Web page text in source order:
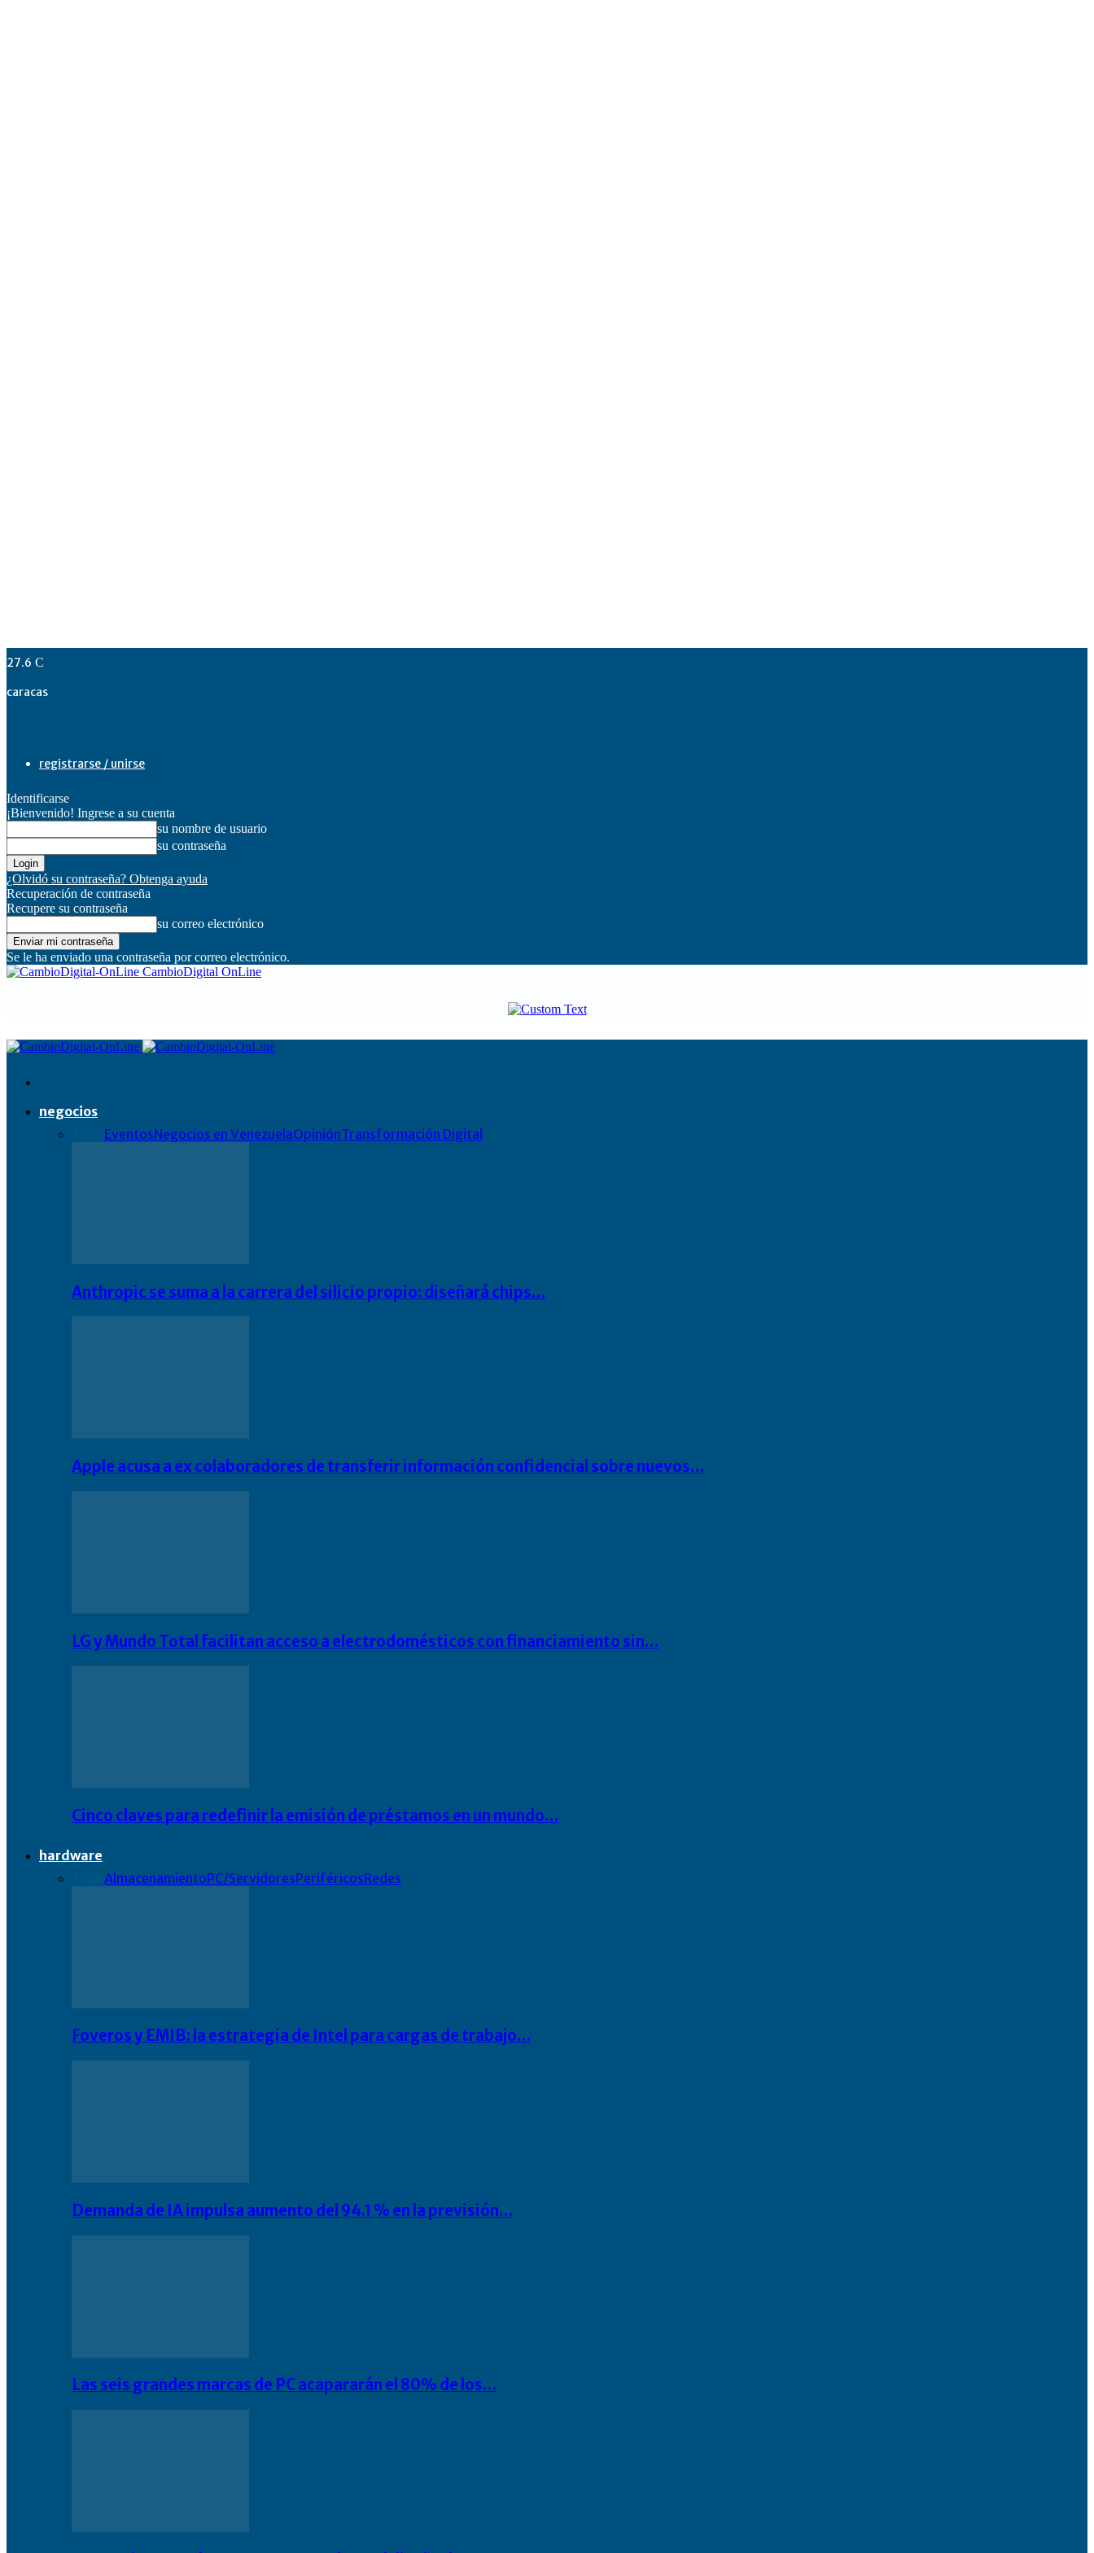
27.6 C
caracas
registrarse / unirse
Identificarse
¡Bienvenido! Ingrese a su cuenta
su nombre de usuario
su contraseña
¿Olvidó su contraseña? Obtenga ayuda
Recuperación de contraseña
Recupere su contraseña
su correo electrónico
Se le ha enviado una contraseña por correo electrónico.
CambioDigital OnLine
negocios
EventosNegocios en VenezuelaOpiniónTransformación Digital
Anthropic se suma a la carrera del silicio propio: diseñará chips…
Apple acusa a ex colaboradores de transferir información confidencial sobre nuevos…
LG y Mundo Total facilitan acceso a electrodomésticos con financiamiento sin…
Cinco claves para redefinir la emisión de préstamos en un mundo…
hardware
AlmacenamientoPC/ServidoresPeriféricosRedes
Foveros y EMIB: la estrategia de Intel para cargas de trabajo…
Demanda de IA impulsa aumento del 94.1 % en la previsión…
Las seis grandes marcas de PC acapararán el 80% de los…